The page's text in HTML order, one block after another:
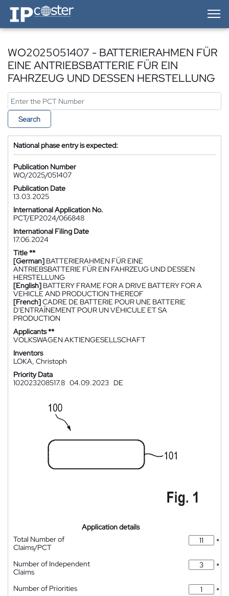
IP-Coster — Home
WO2025051407 - BATTERIERAHMEN FÜR
EINE ANTRIEBSBATTERIE FÜR EIN
FAHRZEUG UND DESSEN HERSTELLUNG
Search
National phase entry is expected:
Publication Number
WO/2025/051407
Publication Date
13.03.2025
International Application No.
PCT/EP2024/066848
International Filing Date
17.06.2024
Title **
[German] BATTERIERAHMEN FÜR EINE
ANTRIEBSBATTERIE FÜR EIN FAHRZEUG UND DESSEN
HERSTELLUNG
[English] BATTERY FRAME FOR A DRIVE BATTERY FOR A
VEHICLE AND PRODUCTION THEREOF
[French]CADRE DE BATTERIE POUR UNE BATTERIE
D'ENTRAÎNEMENT POUR UN VÉHICULE ET SA
PRODUCTION
Applicants **
VOLKSWAGEN AKTIENGESELLSCHAFT
Inventors
LOKA, Christoph
Priority Data
102023208517.8 04.09.2023 DE
Application details
Total Number of
Claims/PCT
*
Number of Independent
Claims
*
Number of Priorities
*